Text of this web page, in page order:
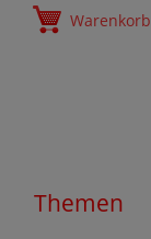
Warenkorb
Themen